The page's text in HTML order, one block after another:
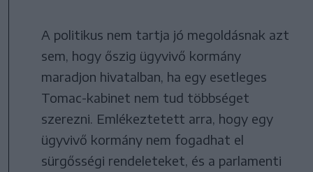
A politikus nem tartja jó megoldásnak azt
sem, hogy őszig ügyvivő kormány
maradjon hivatalban, ha egy esetleges
Tomac-kabinet nem tud többséget
szerezni. Emlékeztetett arra, hogy egy
ügyvivő kormány nem fogadhat el
sürgősségi rendeleteket, és a parlamenti